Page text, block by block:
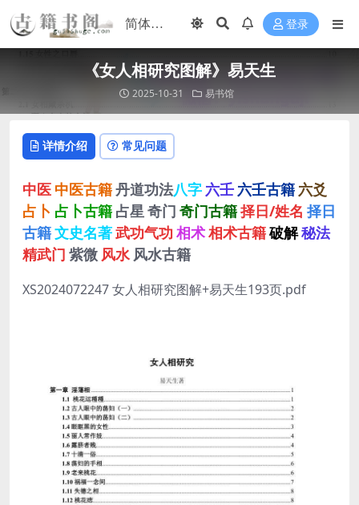
登录
《女人相研究图解》易天生
2025-10-31 易书馆
详情介绍 常见问题
中医 中医古籍丹道功法八字 六壬 六壬古籍 六爻
占卜 占卜古籍 占星 奇门 奇门古籍择日/姓名 择日
古籍文史名著武功气功 相术相术古籍破解秘法
精武门 紫微 风水 风水古籍
XS2024072247 女人相研究图解+易天生193页.pdf